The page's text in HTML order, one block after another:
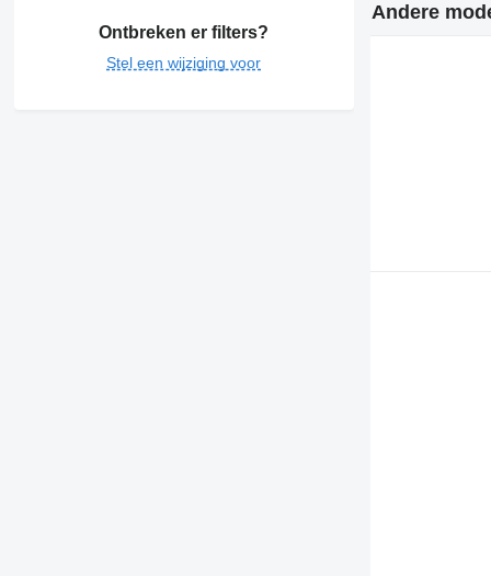
Ontbreken er filters?
Stel een wijziging voor
Andere